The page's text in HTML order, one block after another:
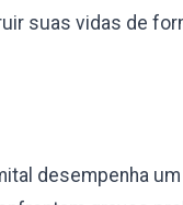
suas vidas de
desempenha